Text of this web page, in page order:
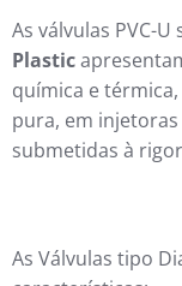
As válvulas PVC-
Plastic
química e
pura, em
submetidas à
As Válvulas tipo